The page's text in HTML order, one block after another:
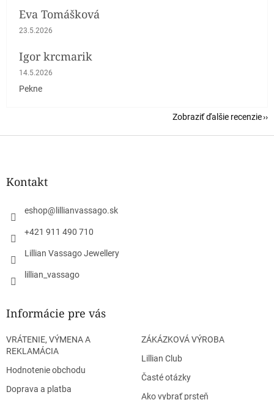
Eva Tomášková
Hodnotenie obchodu je 5 z 5 hviezdičiek.
23.5.2026
Igor krcmarik
Hodnotenie obchodu je 5 z 5 hviezdičiek.
14.5.2026
Pekne
Zobraziť ďalšie recenzie
Z
Kontakt
eshop@ lillianvassago.sk
+421 911 490 710
Lillian Vassago Jewellery
lillian_vassago
Informácie pre vás
VRÁTENIE, VÝMENA A
REKLAMÁCIA
Hodnotenie obchodu
Doprava a platba
ZÁKÁZKOVÁ VÝROBA
Lillian Club
Časté otázky
Ako vybrať prsteň